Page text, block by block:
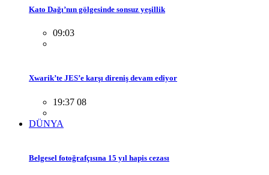
Kato Dağı’nın gölgesinde sonsuz yeşillik
09:03
Xwarik’te JES’e karşı direniş devam ediyor
19:37 08
DÜNYA
Belgesel fotoğrafçısına 15 yıl hapis cezası